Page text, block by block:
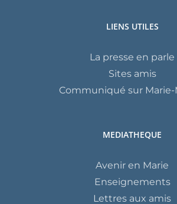
LIENS UTILES
La presse en parle
Sites amis
Communiqué sur Marie-
MEDIATHEQUE
Avenir en Marie
Enseignements
Lettres aux amis